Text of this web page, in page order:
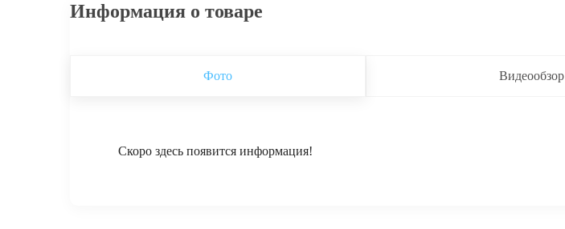
Информация о товаре
Фото Видеообзор
Скоро здесь появится информация!